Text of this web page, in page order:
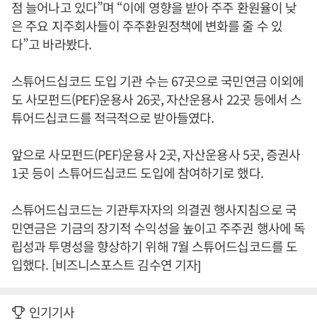
점 늘어나고 있다”며 “이에 영향을 받아 주주 환원율이 낮
은 주요 지주회사들이 주주환원정책에 변화를 줄 수 있
다”고 바라봤다.
스튜어드십코드 도입 기관 수는 67곳으로 국민연금 이외에
도 사모펀드(PEF)운용사 26곳, 자산운용사 22곳 등에서 스
튜어드십코드를 적극적으로 받아들였다.
앞으로 사모펀드(PEF)운용사 2곳, 자산운용사 5곳, 증권사
1곳 등이 스튜어드십코드 도입에 참여하기로 했다.
스튜어드십코드는 기관투자자의 의결권 행사지침으로 국
민연금은 기금의 장기적 수익성을 높이고 주주권 행사에 독
립성과 투명성을 향상하기 위해 7월 스튜어드십코드를 도
입했다. [비즈니스포스트 김수연 기자]
인기기사